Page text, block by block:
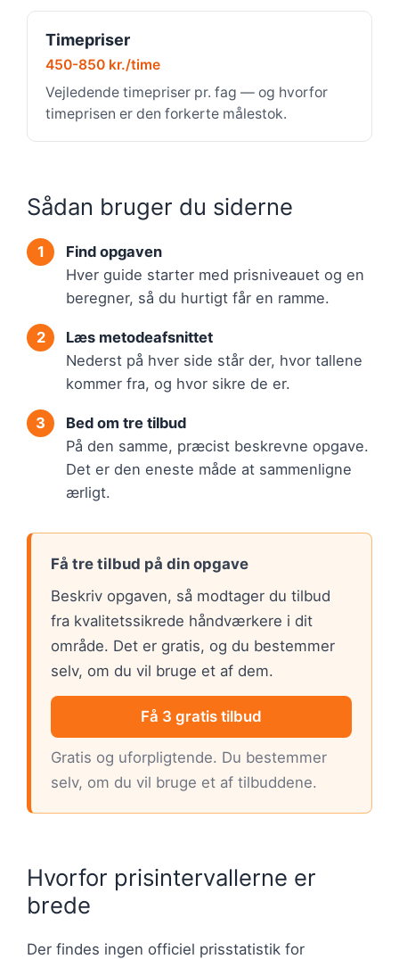
Timepriser
450-850 kr./time
Vejledende timepriser pr. fag — og hvorfor
timeprisen er den forkerte målestok.
Sådan bruger du siderne
Find opgaven
Hver guide starter med prisniveauet og en
beregner, så du hurtigt får en ramme.
Læs metodeafsnittet
Nederst på hver side står der, hvor tallene
kommer fra, og hvor sikre de er.
Bed om tre tilbud
På den samme, præcist beskrevne opgave.
Det er den eneste måde at sammenligne
ærligt.
Få tre tilbud på din opgave
Beskriv opgaven, så modtager du tilbud
fra kvalitetssikrede håndværkere i dit
område. Det er gratis, og du bestemmer
selv, om du vil bruge et af dem.
Få 3 gratis tilbud
Gratis og uforpligtende. Du bestemmer
selv, om du vil bruge et af tilbuddene.
Hvorfor prisintervallerne er
brede
Der findes ingen officiel prisstatistik for